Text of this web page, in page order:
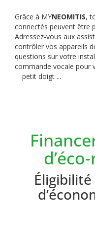
Grâce à MYNEOMITIS,
connectés peuvent être
Adressez-vous aux
contrôler vos appareils
questions sur votre
commande vocale pour
petit doigt ...